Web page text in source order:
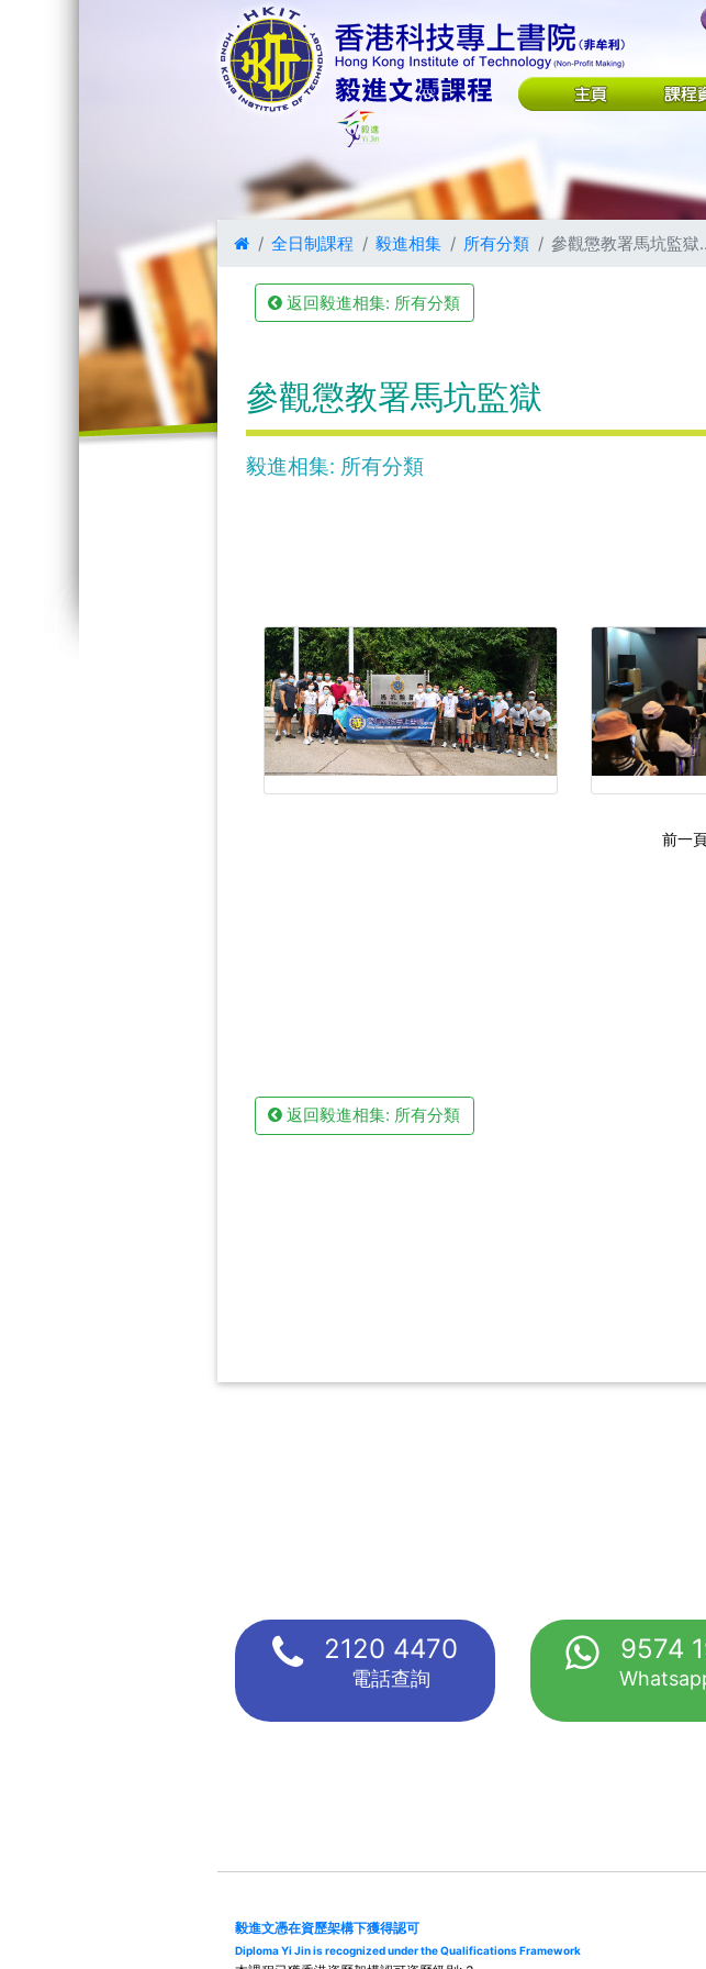
全日制課程 毅進相集 所有分類 參觀懲教署馬坑監獄
返回毅進相集: 所有分類
參觀懲教署馬坑監獄
毅進相集: 所有分類
前一
返回毅進相集: 所有分類
2120 4470
電話查詢
9574
毅進文憑在資歷架構下獲得認可
Diploma Yi Jin is recognized under the Qualifications Framework